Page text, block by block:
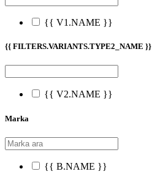
{{ V1.NAME }}
{{ FILTERS.VARIANTS.TYPE2_NAME }}
{{ V2.NAME }}
Marka
{{ B.NAME }}